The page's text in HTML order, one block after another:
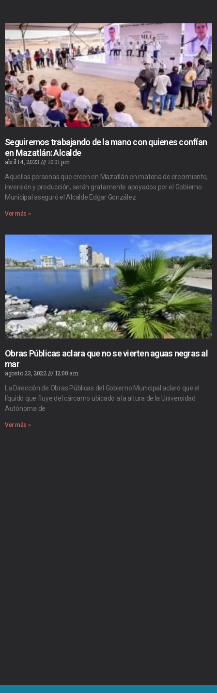
Seguiremos trabajando de la mano con quienes confían
en Mazatlán: Alcalde
abril 14, 2023
10:01 pm
Aquellas personas que creen en Mazatlán en materia de crecimiento,
inversión y producción, serán gratamente apoyados por el Gobierno
Municipal aseguró el Alcalde Edgar González
Ver más »
Obras Públicas aclara que no se vierten aguas negras al
mar
agosto 23, 2022
12:00 am
La Dirección de Obras Públicas del Gobierno Municipal aclaró que el
líquido que fluye del cárcamo ubicado a la altura de la Universidad
Autónoma de
Ver más »